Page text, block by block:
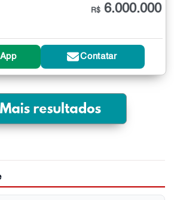
R$ 6.000.000
Contatar